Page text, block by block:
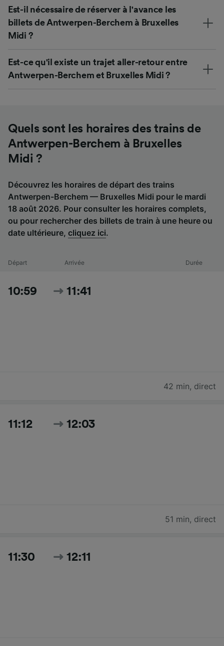
Est-il nécessaire de réserver à l'avance les
billets de Antwerpen-Berchem à Bruxelles
Midi ?
Est-ce qu'il existe un trajet aller-retour entre
Antwerpen-Berchem et Bruxelles Midi ?
Quels sont les horaires des trains de
Antwerpen-Berchem à Bruxelles
Midi ?
Découvrez les horaires de départ des trains
Antwerpen-Berchem — Bruxelles Midi pour le mardi
18 août 2026. Pour consulter les horaires complets,
ou pour rechercher des billets de train à une heure ou
date ultérieure, cliquez ici.
Départ Arrivée Durée
10:59 11:41
42 min, direct
11:12 12:03
51 min, direct
11:30 12:11